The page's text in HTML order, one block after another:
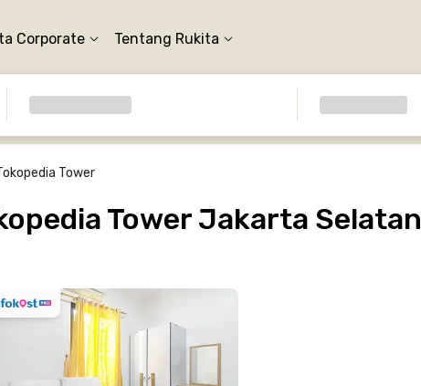
Corporate Tentang Rukita
Tower
Tower Jakarta Selatan